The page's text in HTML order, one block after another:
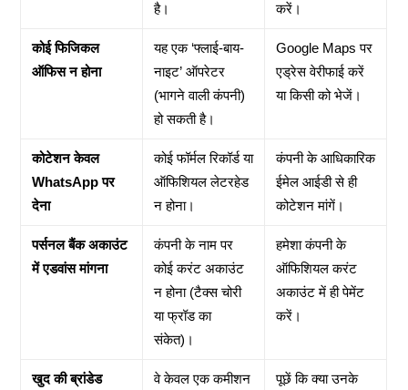
है।
करें।
कोई फिजिकल
ऑफिस न होना
यह एक ‘फ्लाई-बाय-
नाइट’ ऑपरेटर
(भागने वाली कंपनी)
हो सकती है।
Google Maps पर
एड्रेस वेरीफाई करें
या किसी को भेजें।
कोटेशन केवल
WhatsApp पर
देना
कोई फॉर्मल रिकॉर्ड या
ऑफिशियल लेटरहेड
न होना।
कंपनी के आधिकारिक
ईमेल आईडी से ही
कोटेशन मांगें।
पर्सनल बैंक अकाउंट
में एडवांस मांगना
कंपनी के नाम पर
कोई करंट अकाउंट
न होना (टैक्स चोरी
या फ्रॉड का
संकेत)।
हमेशा कंपनी के
ऑफिशियल करंट
अकाउंट में ही पेमेंट
करें।
खुद की ब्रांडेड
वे केवल एक कमीशन
पूछें कि क्या उनके